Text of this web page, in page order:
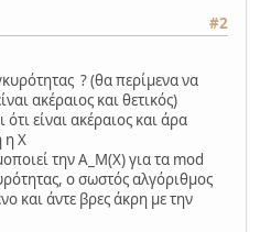
#2
? (θα περίμενα να
ακέραιος και θετικός)
είναι ακέραιος και άρα
η Χ
την Α_Μ(Χ) για τα mod
ο σωστός αλγόριθμος
και άντε βρες άκρη με την